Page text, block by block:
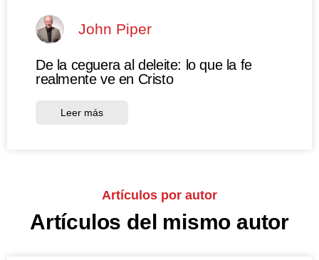
John Piper
De la ceguera al deleite: lo que la fe
realmente ve en Cristo
Leer más
Artículos por autor
Artículos del mismo autor